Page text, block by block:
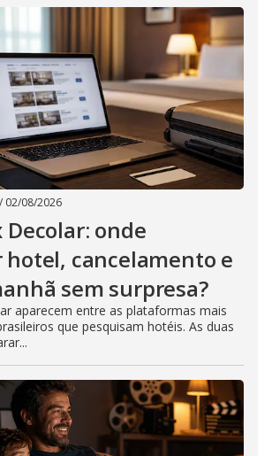
/ 02/08/2026
Decolar: onde
hotel, cancelamento e
sem surpresa?
aparecem entre as plataformas mais
que pesquisam hotéis. As duas